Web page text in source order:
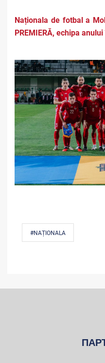
Naționala de fotbal a
PREMIERĂ, echipa
#NAȚIONALA